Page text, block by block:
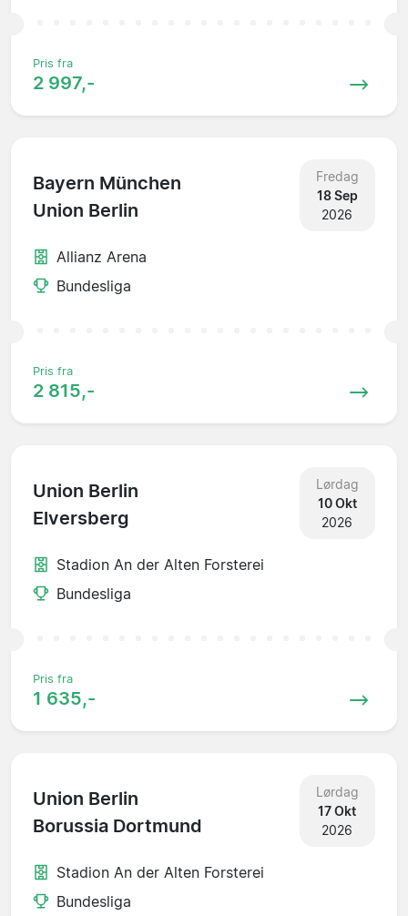
Pris fra
2 997,-
Bayern München
Union Berlin
Fredag
18 Sep
2026
Allianz Arena
Bundesliga
Pris fra
2 815,-
Union Berlin
Elversberg
Lørdag
10 Okt
2026
Stadion An der Alten Forsterei
Bundesliga
Pris fra
1 635,-
Union Berlin
Borussia Dortmund
Lørdag
17 Okt
2026
Stadion An der Alten Forsterei
Bundesliga